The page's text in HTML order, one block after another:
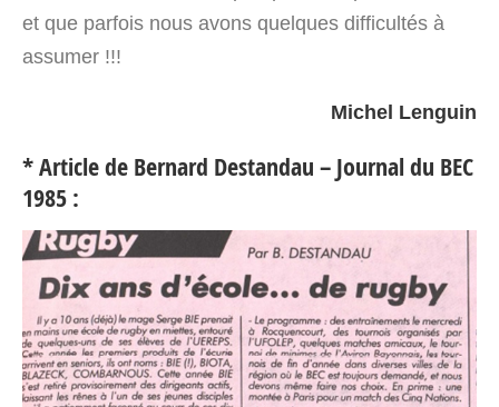
et que parfois nous avons quelques difficultés à
assumer !!!
Michel Lenguin
* Article de Bernard Destandau – Journal du BEC
1985 :